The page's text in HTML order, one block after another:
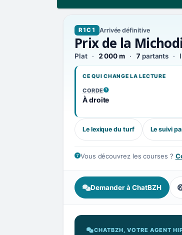
R1C1 Arrivée définitive
Prix de la
Plat 2 000 m 7 partants
CE QUI CHANGE LA LECTURE
CORDE
, VOIR LA DÉFINITION
À droite
Le lexique du turf Le suivi
Vous découvrez les courses ?
Demander à ChatBZH ,
CHATBZH, VOTRE AGENT